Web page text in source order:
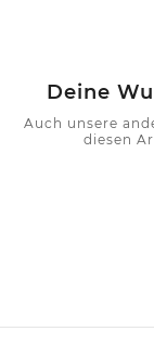
Deine
Auch unsere
diesen